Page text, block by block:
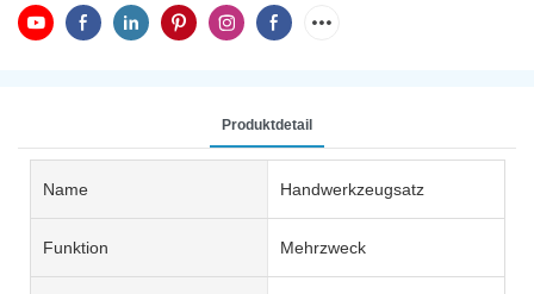
Produktdetail
Name Handwerkzeugsatz
Funktion Mehrzweck